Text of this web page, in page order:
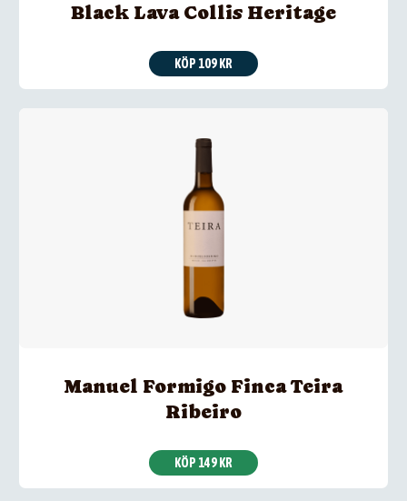
Black Lava Collis Heritage
KÖP 109 KR
Manuel Formigo Finca Teira
Ribeiro
KÖP 149 KR